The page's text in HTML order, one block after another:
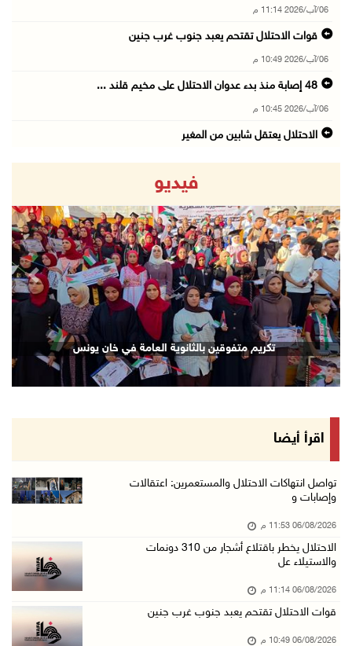
06/آب/2026 11:14 م
قوات الاحتلال تقتحم يعبد جنوب غرب جنين
06/آب/2026 10:49 م
48 إصابة منذ بدء عدوان الاحتلال على مخيم قلند ...
06/آب/2026 10:45 م
الاحتلال يعتقل شابين من المغير
وزير الداخلية يبحث مع مكافحة المخدرات الدولي ...
06/آب/2026 10:01 م
رئيس بلدية الخليل يطلع وفدا أميركيا على تطورا ...
06/آب/2026 09:59 م
06/آب/2026 09:17 م
إصابة مسن بجروح ورضوض إثر اعتداء جيش الاحتلال ...
06/آب/2026 09:13 م
ورشة توصي بخطة عاجلة لاستعادة التعليم الوجاهي ...
الرئيس يستقبل مجلس بلدية رام الله ويشدد على د ...
جماهير شعبنا تشيع جثمان الشهيد علاء صبيح في ت ...
الاحتلال يوسع حملات الدهم والاعتقال في قلنديا ...
06/آب/2026 08:06 م
الرئيس المصري وملك البحرين يشددان على ضرورة ت ...
فيديو
تكريم متفوقين بالثانوية العامة في خان يونس
Next
اقرأ أيضا
تواصل انتهاكات الاحتلال والمستعمرين: اعتقالات
وإصابات و
06/08/2026 11:53 م
الاحتلال يخطر باقتلاع أشجار من 310 دونمات
والاستيلاء عل
06/08/2026 11:14 م
قوات الاحتلال تقتحم يعبد جنوب غرب جنين
06/08/2026 10:49 م